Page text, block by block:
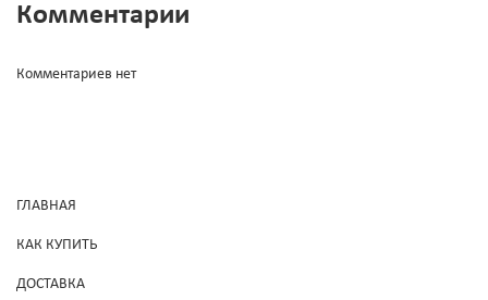
Комментарии
Комментариев нет
ГЛАВНАЯ
КАК КУПИТЬ
ДОСТАВКА